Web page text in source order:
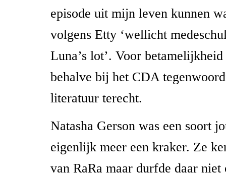
episode uit mijn leven kunnen
volgens Etty ‘wellicht
Luna’s lot’. Voor
behalve bij het CDA
literatuur terecht.
Natasha Gerson was een soort
eigenlijk meer een kraker. Ze
van RaRa maar durfde daar